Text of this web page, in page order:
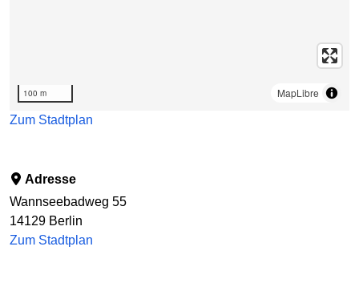
100 m
MapLibre
Zum Stadtplan
Adresse
Wannseebadweg 55
14129 Berlin
Zum Stadtplan